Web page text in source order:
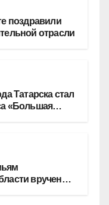
поздравили
отрасли
Татарска стал
«Большая
вручены